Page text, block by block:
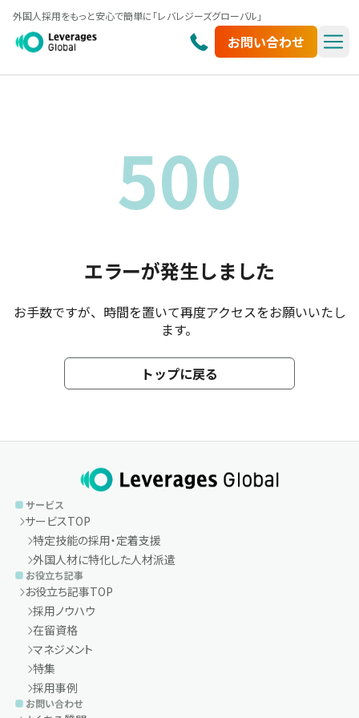
外国人採用をもっと安心で簡単に「レバレジーズグローバル」
お問い合わせ
500
エラーが発生しました
お手数ですが、時間を置いて再度アクセスをお願いいたし
ます。
トップに戻る
サービス
サービスTOP
特定技能の採用・定着支援
外国人材に特化した人材派遣
お役立ち記事
お役立ち記事TOP
採用ノウハウ
在留資格
マネジメント
特集
採用事例
お問い合わせ